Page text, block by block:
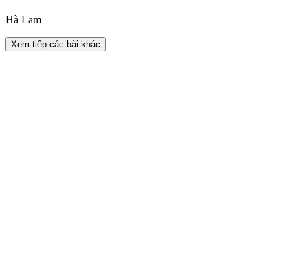
Hà Lam
Xem tiếp các bài khác